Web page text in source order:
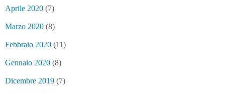
Aprile 2020 (7)
Marzo 2020 (8)
Febbraio 2020 (11)
Gennaio 2020 (8)
Dicembre 2019 (7)